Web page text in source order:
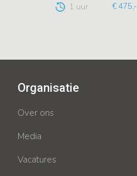
1 uur € 475,-
Organisatie
Over ons
Media
Vacatures